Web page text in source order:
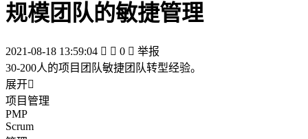
规模团队的敏捷管理
2021-08-18 13:59:04   0  举报
30-200人的项目团队敏捷团队转型经验。
展开
项目管理
PMP
Scrum